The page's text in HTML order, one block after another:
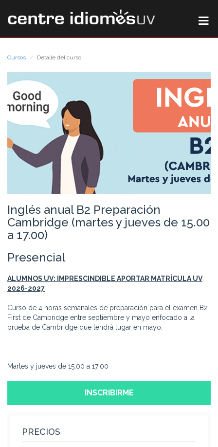
Cursos Detalle del curso
Inglés anual B2 Preparación
Cambridge (martes y jueves de 15.00
a 17.00)
Presencial
ALUMNOS UV: IMPRESCINDIBLE APORTAR MATRÍCULA UV
2026-2027
Curso de 4 horas semanales de preparación para el examen B2
First de Cambridge entre septiembre y mayo enfocado a la
prueba de Cambridge que tendrá lugar en mayo.
Martes y jueves de 15:00 a 17:00
INSCRIBIRME
PRECIOS